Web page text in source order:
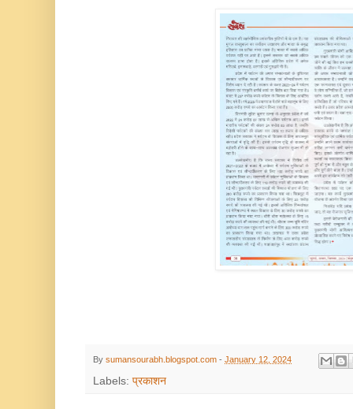
By sumansourabh.blogspot.com - January 12, 2024
Labels: प्रकाशन